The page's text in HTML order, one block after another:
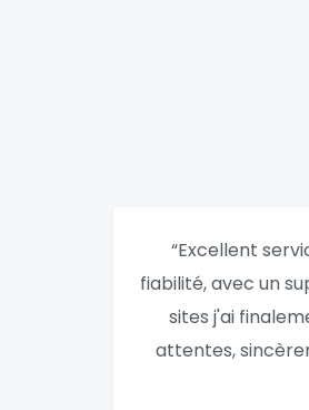
“Excellent
fiabilité, avec un
sites j'ai
attentes,